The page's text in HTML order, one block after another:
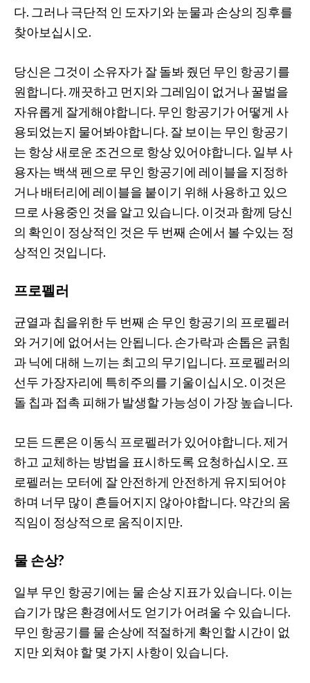
다. 그러나 극단적 인 도자기와 눈물과 손상의 징후를
찾아보십시오.
당신은 그것이 소유자가 잘 돌봐 줬던 무인 항공기를
원합니다. 깨끗하고 먼지와 그레임이 없거나 꿀벌을
자유롭게 잘게해야합니다. 무인 항공기가 어떻게 사
용되었는지 물어봐야합니다. 잘 보이는 무인 항공기
는 항상 새로운 조건으로 항상 있어야합니다. 일부 사
용자는 백색 펜으로 무인 항공기에 레이블을 지정하
거나 배터리에 레이블을 붙이기 위해 사용하고 있으
므로 사용중인 것을 알고 있습니다. 이것과 함께 당신
의 확인이 정상적인 것은 두 번째 손에서 볼 수있는 정
상적인 것입니다.
프로펠러
균열과 칩을위한 두 번째 손 무인 항공기의 프로펠러
와 거기에 없어서는 안됩니다. 손가락과 손톱은 긁힘
과 닉에 대해 느끼는 최고의 무기입니다. 프로펠러의
선두 가장자리에 특히주의를 기울이십시오. 이것은
돌 칩과 접촉 피해가 발생할 가능성이 가장 높습니다.
모든 드론은 이동식 프로펠러가 있어야합니다. 제거
하고 교체하는 방법을 표시하도록 요청하십시오. 프
로펠러는 모터에 잘 안전하게 안전하게 유지되어야
하며 너무 많이 흔들어지지 않아야합니다. 약간의 움
직임이 정상적으로 움직이지만.
물 손상?
일부 무인 항공기에는 물 손상 지표가 있습니다. 이는
습기가 많은 환경에서도 얻기가 어려울 수 있습니다.
무인 항공기를 물 손상에 적절하게 확인할 시간이 없
지만 외쳐야 할 몇 가지 사항이 있습니다.